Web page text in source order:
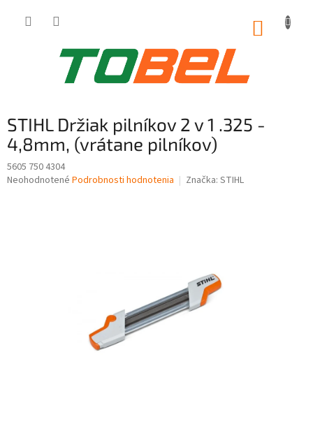
STIHL Držiak pilníkov 2 v 1 .325 -
4,8mm, (vrátane pilníkov)
5605 750 4304
Priemerné
Neohodnotené Podrobnosti hodnotenia Značka: STIHL